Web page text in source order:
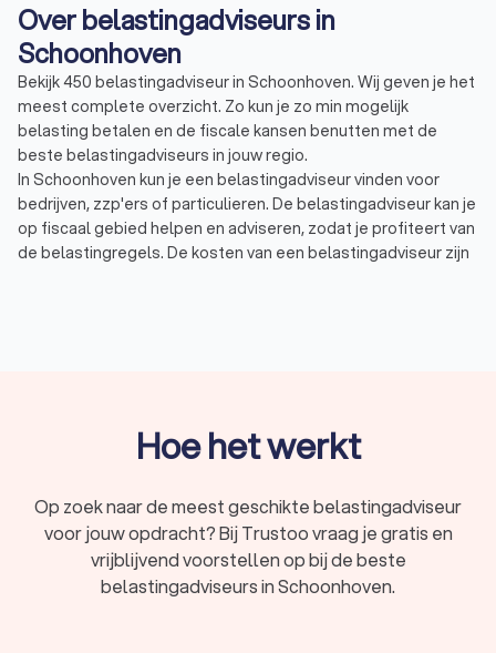
Over belastingadviseurs in
Schoonhoven
Bekijk 450 belastingadviseur in Schoonhoven. Wij geven je het
meest complete overzicht. Zo kun je zo min mogelijk
belasting betalen en de fiscale kansen benutten met de
beste belastingadviseurs in jouw regio.
In Schoonhoven kun je een belastingadviseur vinden voor
bedrijven, zzp'ers of particulieren. De belastingadviseur kan je
op fiscaal gebied helpen en adviseren, zodat je profiteert van
de belastingregels. De kosten van een belastingadviseur zijn
Btw-advies: met een goed btw-advies zorg je voor een
overzicht van de financiële situatie van een bedrijf
opstellen. Dit wordt ook wel een financieel jaarverslag
genoemd.
In Schoonhoven hebben wij 450 goede belastingadviseurs
Hoe het werkt
Op zoek naar de meest geschikte belastingadviseur
voor jouw opdracht? Bij Trustoo vraag je gratis en
vrijblijvend voorstellen op bij de beste
belastingadviseurs in Schoonhoven.